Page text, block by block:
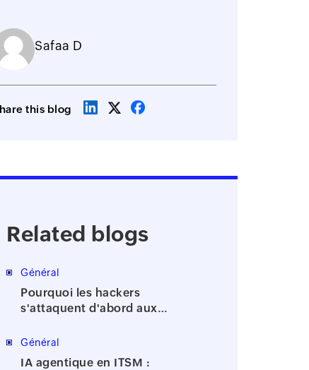
Safaa D
this blog
Related blogs
Général
Pourquoi les hackers
s'attaquent d'abord aux
Général
IA agentique en ITSM :